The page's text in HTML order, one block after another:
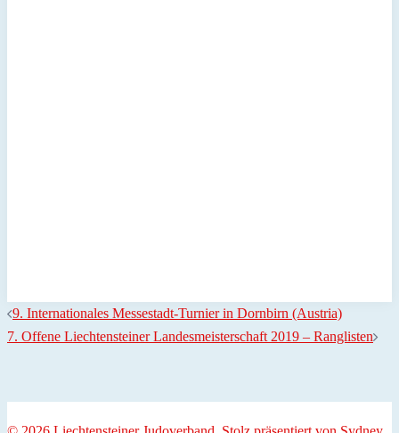
Beitragsnavigation
9. Internationales Messestadt-Turnier in Dornbirn (Austria)
7. Offene Liechtensteiner Landesmeisterschaft 2019 – Ranglisten